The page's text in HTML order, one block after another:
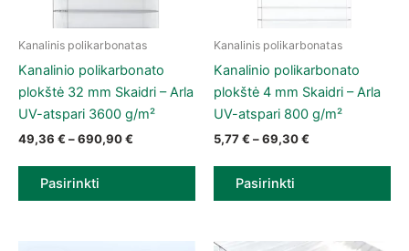
Kanalinis polikarbonatas
Kanalinio polikarbonato
plokštė 32 mm Skaidri – Arla
UV-atspari 3600 g/m²
49,36 € –690,90€ Price range: 49,36 € through 690,90 €
Pasirinkti
This product has multiple variants. The options may be
Kanalinis polikarbonatas
Kanalinio polikarbonato
plokštė 4 mm Skaidri – Arla
UV-atspari 800 g/m²
5,77€ –69,30€
Pasirinkti
This product has multiple